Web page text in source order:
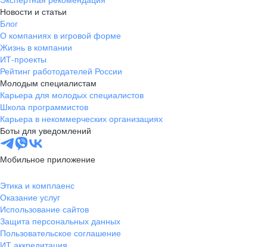
Новости и статьи
Блог
О компаниях в игровой форме
Жизнь в компании
ИТ-проекты
Рейтинг работодателей России
Молодым специалистам
Карьера для молодых специалистов
Школа программистов
Карьера в некоммерческих организациях
Боты для уведомлений
Мобильное приложение
Этика и комплаенс
Оказание услуг
Использование сайтов
Защита персональных данных
Пользовательское соглашение